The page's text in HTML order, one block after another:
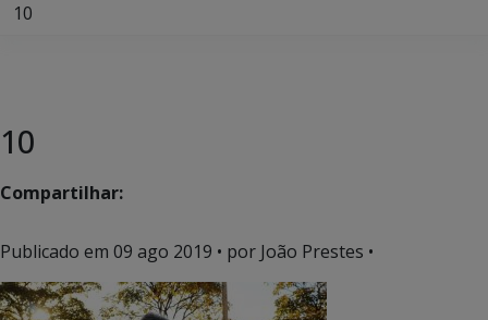
10
10
Compartilhar:
Publicado em 09 ago 2019 • por João Prestes •